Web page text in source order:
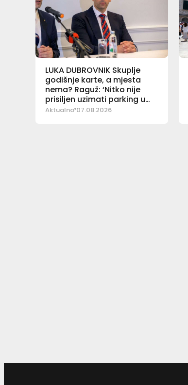
LUKA DUBROVNIK Skuplje
godišnje karte, a mjesta
nema? Raguž: ‘Nitko nije
prisiljen uzimati parking u
Luci’
Aktualno 07.08.2026